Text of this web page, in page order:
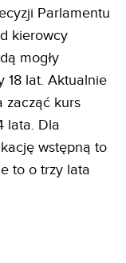
Parlamentu
kierowcy
mogły
18 lat. Aktualnie
zacząć kurs
lata. Dla
wstępną to
to o trzy lata